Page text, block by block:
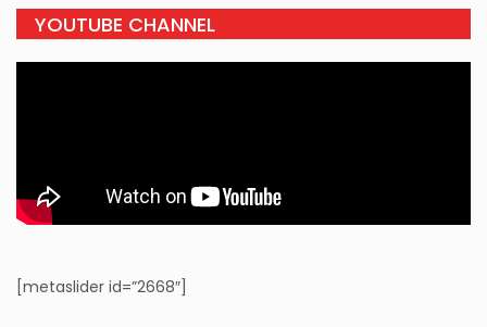
YOUTUBE CHANNEL
[metaslider id=”2668″]